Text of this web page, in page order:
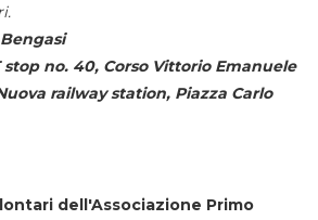
stop no. 40, Corso Vittorio Emanuele
railway station, Piazza Carlo
dell'Associazione Primo